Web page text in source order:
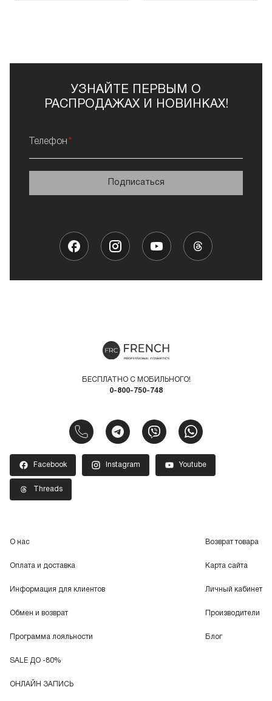
УЗНАЙТЕ ПЕРВЫМ О
РАСПРОДАЖАХ И НОВИНКАХ!
Телефон
Подписаться
БЕСПЛАТНО С МОБИЛЬНОГО!
0-800-750-748
Facebook Instagram Youtube
Threads
О нас
Оплата и доставка
Информация для клиентов
Обмен и возврат
Программа лояльности
SALE ДО -80%
ОНЛАЙН ЗАПИСЬ
Возврат товара
Карта сайта
Личный кабинет
Производители
Блог